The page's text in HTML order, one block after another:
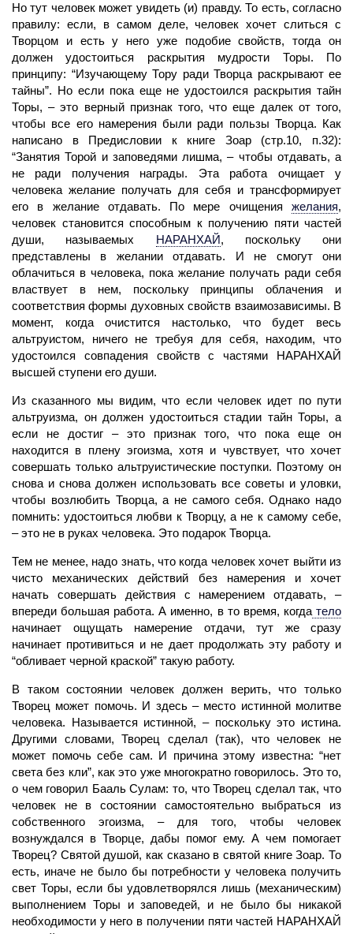
Но тут человек может увидеть (и) правду. То есть, согласно
правилу: если, в самом деле, человек хочет слиться с
Творцом и есть у него уже подобие свойств, тогда он
должен удостоиться раскрытия мудрости Торы. По
принципу: “Изучающему Тору ради Творца раскрывают ее
тайны”. Но если пока еще не удостоился раскрытия тайн
Торы, – это верный признак того, что еще далек от того,
чтобы все его намерения были ради пользы Творца. Как
написано в Предисловии к книге Зоар (стр.10, п.32):
“Занятия Торой и заповедями лишма, – чтобы отдавать, а
не ради получения награды. Эта работа очищает у
человека желание получать для себя и трансформирует
его в желание отдавать. По мере очищения
желания,
человек становится способным к получению пяти частей
души, называемых
НАРАНХАЙ, поскольку они
представлены в желании отдавать. И не смогут они
облачиться в человека, пока желание получать ради себя
властвует в нем, поскольку принципы облачения и
соответствия формы духовных свойств взаимозависимы. В
момент, когда очистится настолько, что будет весь
альтруистом, ничего не требуя для себя, находим, что
удостоился совпадения свойств с частями НАРАНХАЙ
высшей ступени его души.
Из сказанного мы видим, что есличеловек идет по пути
альтруизма, он должен удостоиться стадии тайн Торы, а
если не достиг – это признак того, что пока еще он
находится в плену эгоизма, хотя и чувствует, что хочет
совершать только альтруистические поступки. Поэтому он
снова и снова должен использовать все советы и уловки,
чтобы возлюбить Творца, а не самого себя. Однако надо
помнить: удостоиться любви к Творцу, а не к самому себе,
– это не в руках человека. Это подарок Творца.
Тем не менее, надо знать, что когда человекхочет выйти из
чисто механических действий без намерения и хочет
начать совершать действия с намерением отдавать, –
впереди большая работа. А именно, в то время, когдатело
начинает ощущатьнамерение отдачи, тут же сразу
начинает противиться и не дает продолжать эту работу и
“обливает черной краской” такую работу.
В таком состоянии человек должен верить, что только
Творец может помочь. И здесь – место истинной молитве
человека. Называется истинной, – поскольку это истина.
Другими словами, Творец сделал (так), что человек не
может помочь себе сам. И причина этому известна: “нет
света без кли”, как это уже многократно говорилось. Это то,
о чем говорил Бааль Сулам: то, что Творец сделал так, что
человек не в состоянии самостоятельно выбраться из
собственного эгоизма, – для того, чтобы человек
вознуждался в Творце, дабы помог ему. А чем помогает
Творец? Святой душой, как сказано в святой книге Зоар. То
есть, иначе не было бы потребности у человека получить
свет Торы, если бы удовлетворялся лишь (механическим)
выполнением Торы и заповедей, и не было бы никакой
необходимости у него в получении пяти частей НАРАНХАЙ